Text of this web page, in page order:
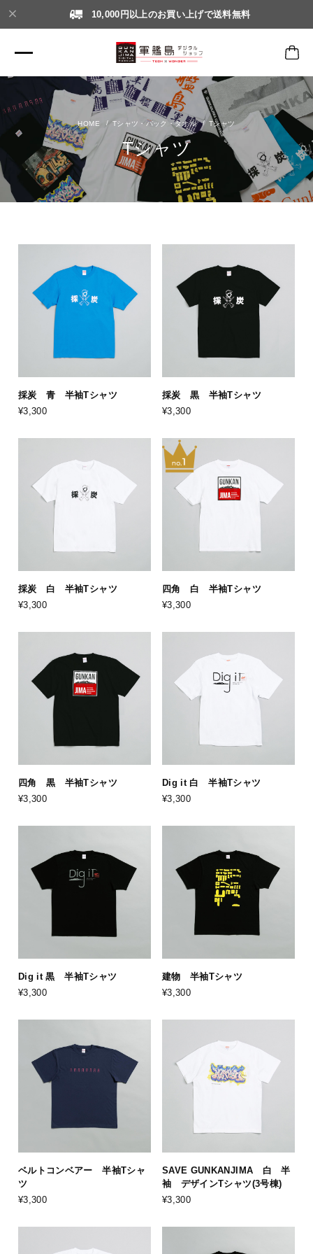
10,000円以上のお買い上げで送料無料
Tシャツ・バック・タオル Tシャツ
Tシャツ
採炭 青 半袖Tシャツ
¥3,300
採炭 黒 半袖Tシャツ
¥3,300
採炭 白 半袖Tシャツ
¥3,300
四角 白 半袖Tシャツ
¥3,300
四角 黒 半袖Tシャツ
¥3,300
Dig it 白 半袖Tシャツ
¥3,300
Dig it 黒 半袖Tシャツ
¥3,300
建物 半袖Tシャツ
¥3,300
ベルトコンベアー 半袖Tシャ
ツ
¥3,300
SAVE GUNKANJIMA 白 半
袖 デザインTシャツ(3号棟)
¥3,300